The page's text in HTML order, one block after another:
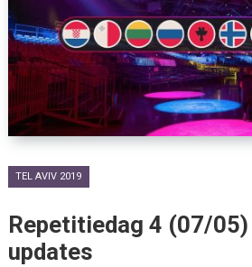
TEL AVIV 2019
Repetitiedag 4 (07/
updates